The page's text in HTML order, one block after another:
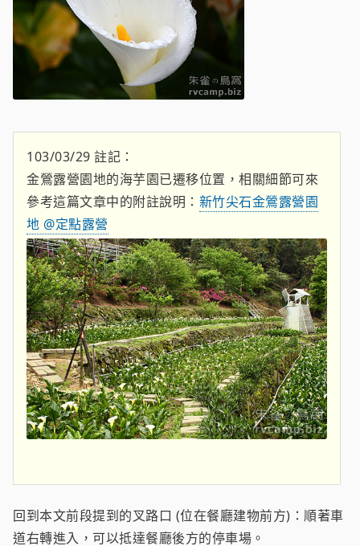
103/03/29 註記：
金鶯露營園地的海芋園已遷移位置，相關細節可來
參考這篇文章中的附註說明： 新竹尖石金鶯露營園
地 @定點露營
回到本文前段提到的叉路口 (位在餐廳建物前方)：順著車
道右轉進入，可以抵達餐廳後方的停車場。